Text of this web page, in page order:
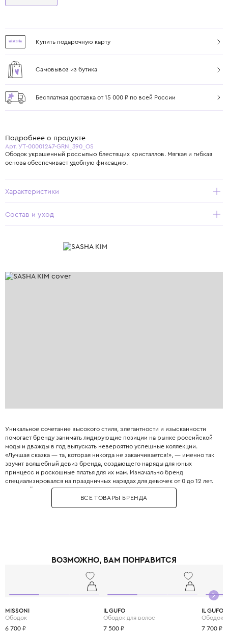
Купить подарочную карту
Самовывоз из бутика
Бесплатная доставка от 15 000 ₽ по всей России
Подробнее о продукте
Арт. УТ-00001247-GRN_390_OS
Ободок украшенный россыпью блестящих кристаллов. Мягкая и гибкая
основа обеспечивает удобную фиксацию.
Характеристики
Состав и уход
Уникальное сочетание высокого стиля, элегантности и изысканности
помогает бренду занимать лидирующие позиции на рынке российской
моды и дважды в год выпускать невероятно успешные коллекции.
«Лучшая сказка — та, которая никогда не заканчивается!», — именно так
звучит волшебный девиз бренда, создающего наряды для юных
принцесс и роскошные платья для их мам. Изначально бренд
специализировался на праздничных нарядах для девочек от 0 до 12 лет.
С первой же коллекции изделия по достоинству оценили не только
маленькие принцессы, но и их знаменитые родители, что и подарило
бренду ошеломительно быстрый успех. Все изделия бренда создаются
ВСЕ ТОВАРЫ БРЕНДА
ВОЗМОЖНО, ВАМ ПОНРАВИТСЯ
MISSONI
Ободок
6 700 ₽
IL GUFO
Ободок для волос
7 500 ₽
IL GUFO
Ободок
7 700 ₽